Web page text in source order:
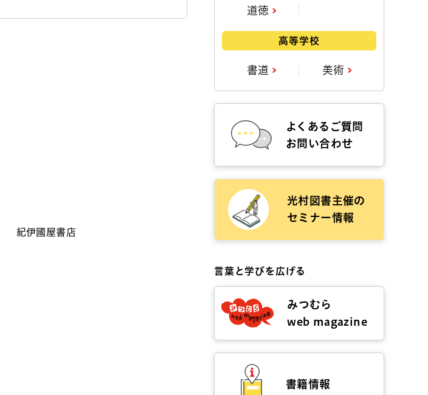
紀伊國屋書店
道徳
高等学校
書道 美術
よくあるご質問
お問い合わせ
光村図書主催の
セミナー情報
言葉と学びを広げる
みつむら
web magazine
書籍情報